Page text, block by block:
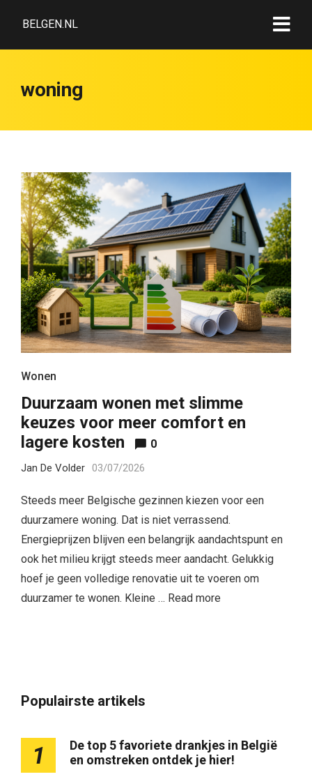
BELGEN.NL
woning
Wonen
Duurzaam wonen met slimme
keuzes voor meer comfort en
lagere kosten
0
Jan De Volder 03/07/2026
Steeds meer Belgische gezinnen kiezen voor een
duurzamere woning. Dat is niet verrassend.
Energieprijzen blijven een belangrijk aandachtspunt en
ook het milieu krijgt steeds meer aandacht. Gelukkig
hoef je geen volledige renovatie uit te voeren om
duurzamer te wonen. Kleine … Read more
Populairste artikels
1
De top 5 favoriete drankjes in België
en omstreken ontdek je hier!